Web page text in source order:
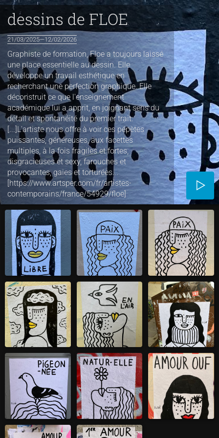
dessins de FLOE
21/03/2025—12/02/2026
Graphiste de formation, Floe a toujours laissé
une place essentielle au dessin. Elle
développe un travail esthétique en
recherchant une perfection graphique. Elle
déconstruit ce que l'enseignement
académique lui a apprit, en joignant sens du
détail et spontanéité du premier trait.
[...]L'artiste nous offre à voir ces pépètes
puissantes, généreuses, aux facettes
multiples, à la fois fragiles et fortes,
disgracieuses et sexy, farouches et
provocantes, gaies et torturées...
[https://www.artsper.com/fr/artistes-
contemporains/france/54929/floe]